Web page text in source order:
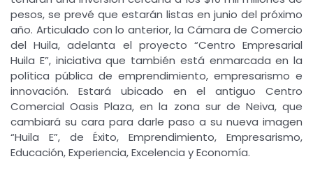
pesos, se prevé que estarán listas en junio del próximo
año. Articulado con lo anterior, la Cámara de Comercio
del Huila, adelanta el proyecto “Centro Empresarial
Huila E”, iniciativa que también está enmarcada en la
política pública de emprendimiento, empresarismo e
innovación. Estará ubicado en el antiguo Centro
Comercial Oasis Plaza, en la zona sur de Neiva, que
cambiará su cara para darle paso a su nueva imagen
“Huila E”, de Éxito, Emprendimiento, Empresarismo,
Educación, Experiencia, Excelencia y Economía.